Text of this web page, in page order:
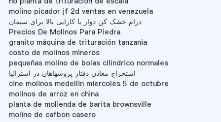
molino picador jf 2d ventas en venezuela
درام خشک کن دوار با کارایی بالا برای سیمان
Precios De Molinos Para Piedra
granito máquina de trituración tanzania
costo de molinos mineros
pequeñas molino de bolas cilíndrico normales
استخراج معادن دفتار پروسهاهان در استرالیا
cine molinos medellin miercoles 5 de octubre
molinos de arroz en china
planta de molienda de barita brownsville
molino de cafbon casero